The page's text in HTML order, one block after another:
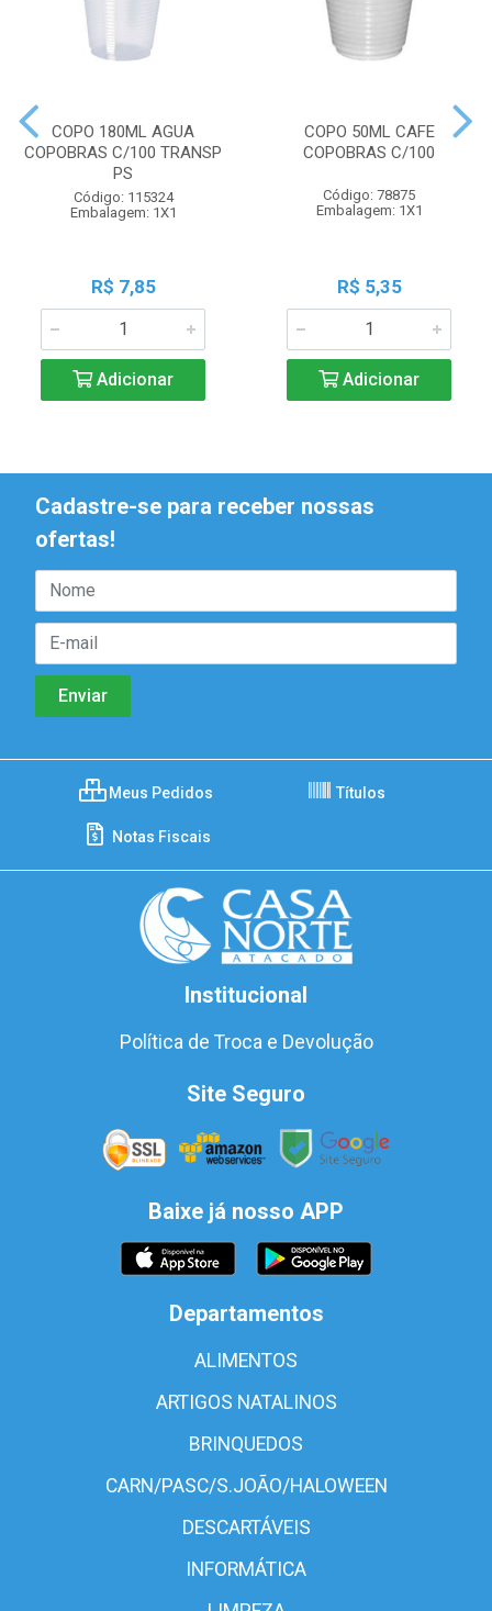
COPO 180ML AGUA
COPOBRAS C/100 TRANSP
PS
Código: 115324
Embalagem: 1X1
R$ 7,85
Adicionar
COPO 50ML CAFE
COPOBRAS C/100
Código: 78875
Embalagem: 1X1
R$ 5,35
Adicionar
Cadastre-se para receber nossas
ofertas!
Meus Pedidos Títulos
Notas Fiscais
Institucional
Política de Troca e Devolução
Site Seguro
Baixe já nosso APP
Departamentos
ALIMENTOS
ARTIGOS NATALINOS
BRINQUEDOS
CARN/PASC/S.JOÃO/HALOWEEN
DESCARTÁVEIS
INFORMÁTICA